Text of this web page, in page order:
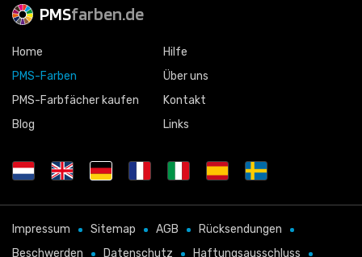
PMSfarben.de
Home
PMS-Farben
PMS-Farbfächer kaufen
Blog
Hilfe
Über uns
Kontakt
Links
Impressum Sitemap AGB
Rücksendungen
Beschwerden
Datenschutz Haftungsausschluss